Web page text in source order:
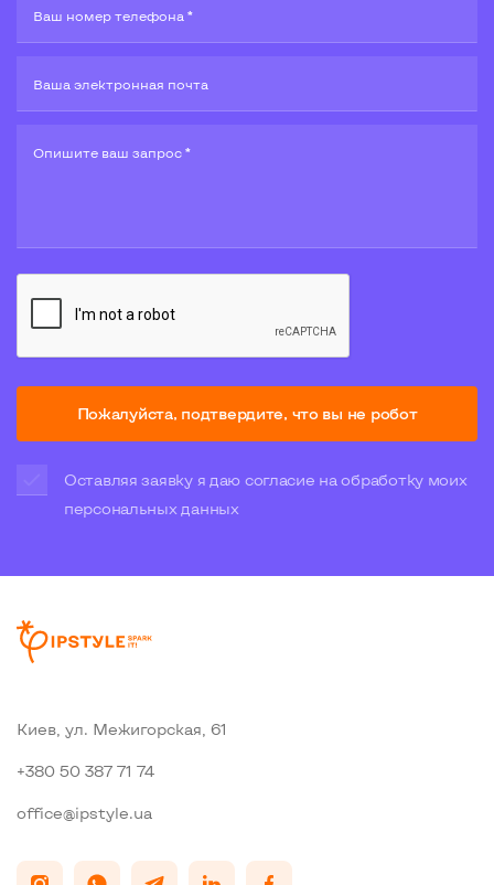
Ваш номер телефона *
Ваша электронная почта
Опишите ваш запрос *
Пожалуйста, подтвердите, что вы не робот
Оставляя заявку я даю согласие на обработку моих
персональных данных
Киев, ул. Межигорская, 61
+380 50 387 71 74
office@ipstyle.ua